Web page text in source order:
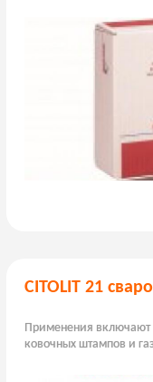
CITOLIT 21
Применения включают
ковочных штампов и